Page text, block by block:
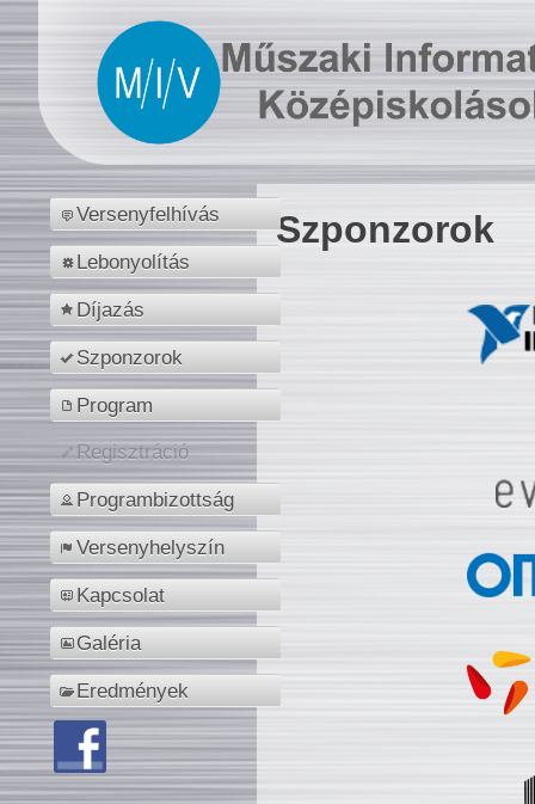
Versenyfelhívás
Lebonyolítás
Díjazás
Szponzorok
Program
Regisztráció
Programbizottság
Versenyhelyszín
Kapcsolat
Galéria
Eredmények
Szponzorok